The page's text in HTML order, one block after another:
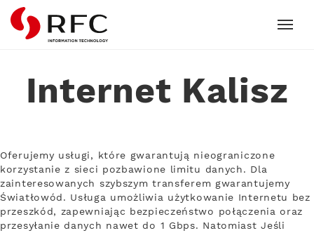
RFC
Internet Kalisz
Oferujemy usługi, które gwarantują nieograniczone
korzystanie z sieci pozbawione limitu danych. Dla
zainteresowanych szybszym transferem gwarantujemy
Światłowód. Usługa umożliwia użytkowanie Internetu bez
przeszkód, zapewniając bezpieczeństwo połączenia oraz
przesyłanie danych nawet do 1 Gbps. Natomiast Jeśli